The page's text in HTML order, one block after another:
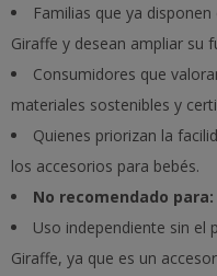
Familias que ya
Giraffe y desean ampliar su
Consumidores que
materiales sostenibles y
Quienes priorizan la
los accesorios para bebés.
No recomendado para:
Uso independiente sin el
Giraffe, ya que es un